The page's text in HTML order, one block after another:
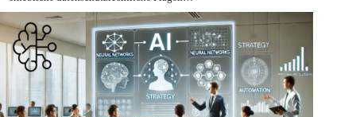
erhebliche datenschutzrechtliche Fragen…